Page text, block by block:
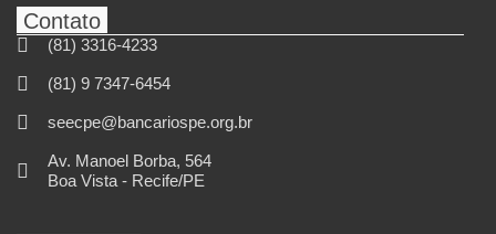
Contato
(81) 3316-4233
(81) 9 7347-6454
seecpe@bancariospe.org.br
Av. Manoel Borba, 564
Boa Vista - Recife/PE